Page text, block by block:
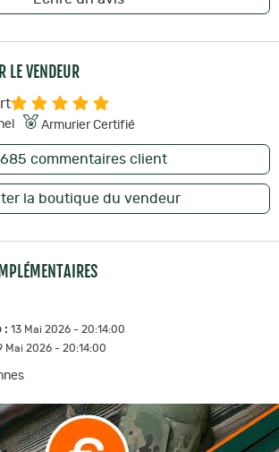
LE VENDEUR
Armurier Certifié
commentaires client
la boutique du vendeur
: 13 Mai 2026 - 20:14:00
Mai 2026 - 20:14:00